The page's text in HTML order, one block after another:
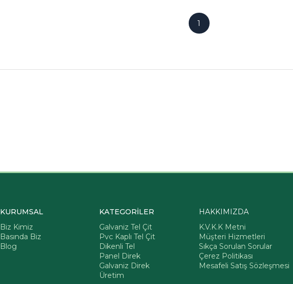
1
KURUMSAL
Biz Kimiz
Basında Biz
Blog
KATEGORİLER
Galvaniz Tel Çit
Pvc Kaplı Tel Çit
Dikenli Tel
Panel Direk
Galvaniz Direk
Üretim
HAKKIMIZDA
K.V.K.K Metni
Müşteri Hizmetleri
Sıkça Sorulan Sorular
Çerez Politikası
Mesafeli Satış Sözleşmesi